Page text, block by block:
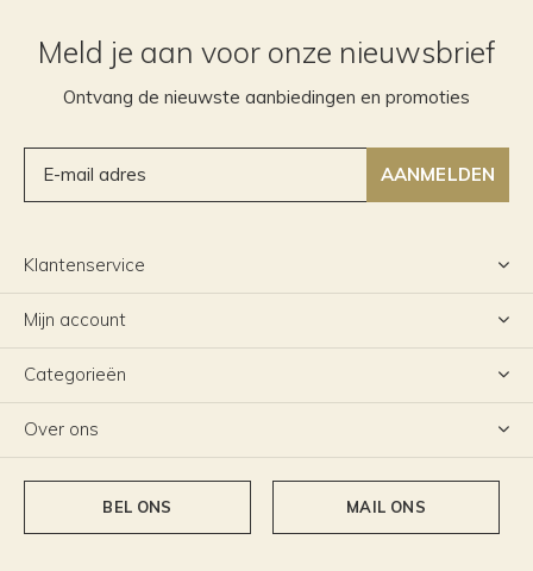
Meld je aan voor onze nieuwsbrief
Ontvang de nieuwste aanbiedingen en promoties
AANMELDEN
Klantenservice
Mijn account
Categorieën
Over ons
BEL ONS MAIL ONS